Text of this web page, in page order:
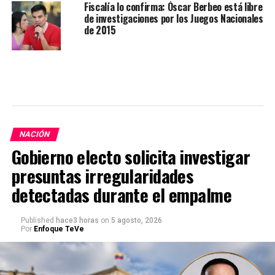
Fiscalía lo confirma: Óscar Berbeo está libre
de investigaciones por los Juegos Nacionales
de 2015
NACIÓN
Gobierno electo solicita investigar
presuntas irregularidades
detectadas durante el empalme
Published hace3 horas on 5 agosto, 2026
Por Enfoque TeVe